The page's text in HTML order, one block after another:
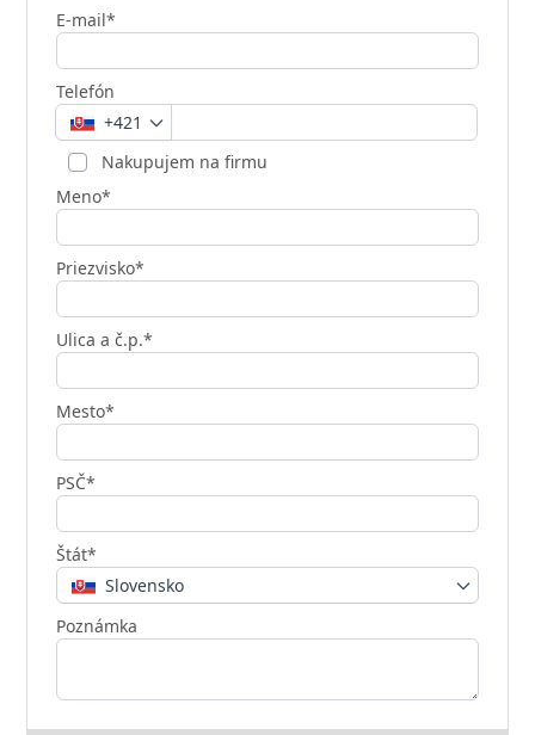
E-mail*
Telefón
+421
Nakupujem na firmu
Meno*
Priezvisko*
Ulica a č.p.*
Mesto*
PSČ*
Štát*
Slovensko
Poznámka